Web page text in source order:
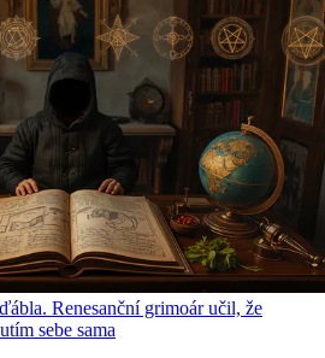
Renesanční grimoár učil, že
sebe sama